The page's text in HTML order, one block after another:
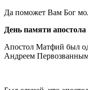
Да поможет Вам Бог
День памяти
Апостол Матфий был
Андреем